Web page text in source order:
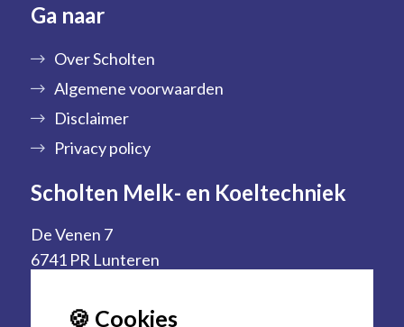
Ga naar
Over Scholten
Algemene voorwaarden
Disclaimer
Privacy policy
Scholten Melk- en Koeltechniek
De Venen 7
6741 PR Lunteren
info@scholtenmelkmachines.nl
🍪 Cookies